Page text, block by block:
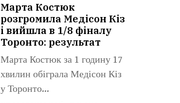
Марта Костюк
розгромила Медісон Кіз
і вийшла в 1/8 фіналу
Торонто: результат
Марта Костюк за 1 годину 17
хвилин обіграла Медісон Кіз
у Торонто...